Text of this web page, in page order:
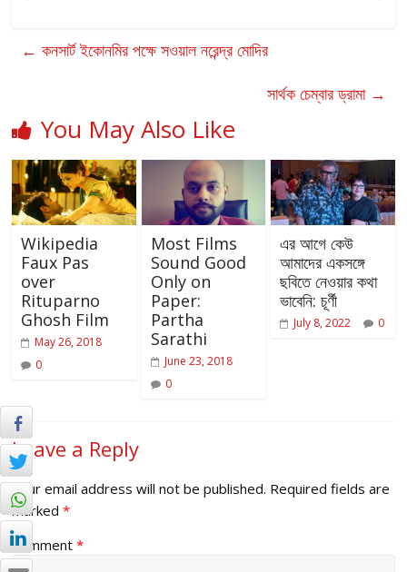
← কনসার্ট ইকোনমির পক্ষে সওয়াল নরেন্দ্র মোদির
সার্থক চেম্বার ড্রামা →
You May Also Like
Wikipedia
Faux Pas
over
Rituparno
Ghosh Film
May 26, 2018
0
Most Films
Sound Good
Only on
Paper:
Partha
Sarathi
June 23, 2018
0
এর আগে কেউ
আমাদের একসঙ্গে
ছবিতে নেওয়ার কথা
ভাবেনি: চূর্ণী
July 8, 2022 0
Leave a Reply
Your email address will not be published. Required fields are
marked*
Comment*